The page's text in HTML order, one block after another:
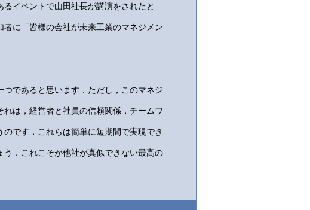
イベントで山田社長が講演をされたと
に「皆様の会社が未来工業のマネジメン
であると思います．ただし，このマネジ
は，経営者と社員の信頼関係，チームワ
です．これらは簡単に短期間で実現でき
．これこそが他社が真似できない最高の